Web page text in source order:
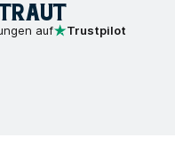
auf Trustpilot